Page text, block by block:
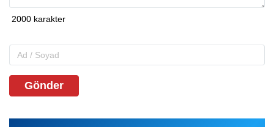
Gönder